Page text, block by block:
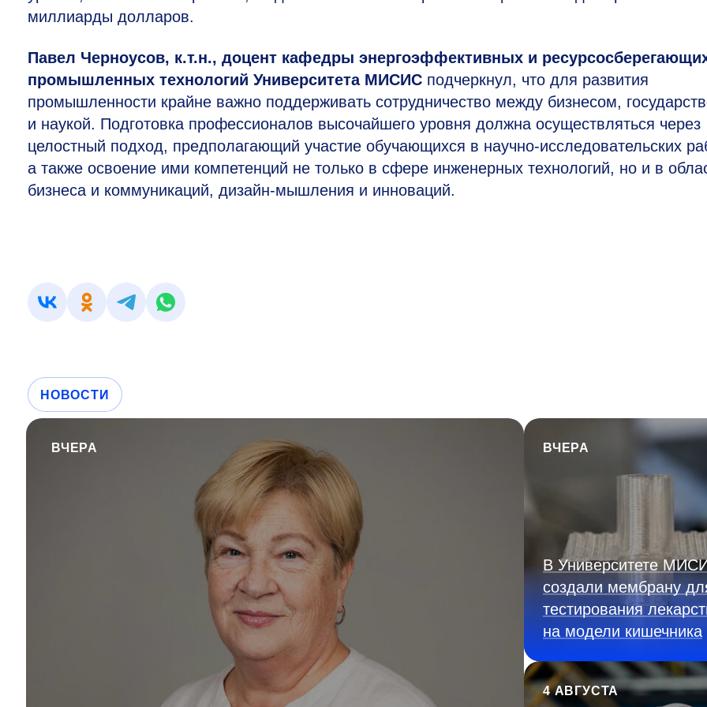
миллиарды долларов.
Павел Черноусов, к.т.н., доцент кафедры энергоэффек­тивных и
промышленных технологий Университета МИСИС подчеркнул, что для развития
промышленности крайне важно поддерживать сотрудничество между бизнесом,
и наукой. Подготовка профессионалов высочайшего уровня должна осуществляться через
целостный подход, предполагающий участие обучающихся в научно-исследовательских
а также освоение ими компетенций не только в сфере инженерных технологий, но и в
бизнеса и коммуникаций, дизайн-мышления и инноваций.
НОВОСТИ
ВЧЕРА ВЧЕРА
В Университете
создали мембрану
тестирования
на модели кишечника
4 АВГУСТА